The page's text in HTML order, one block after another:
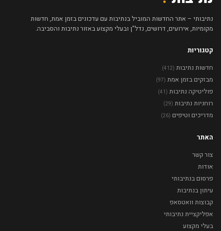
נתיבותי – אתר החדשות המוביל בנתיבות עם עדכונים בזמן אמת, חדשות
מקומיות, אירועים, דרושים, נדל"ן ובעלי מקצוע באזור נתיבות והסביבה.
קטגוריות
חדשות נתיבות (412)
מבזקים בזמן אמת (97)
פוליטיקה נתיבות (41)
רוחניות נתיבות (29)
מדריכים וטיפים (26)
האתר
צור קשר
אודות
פרסום בנתיבותי
עיתון בנתיבות
קבוצות וואטסאפ
אפליקציית נתיבותי
בעלי מקצוע